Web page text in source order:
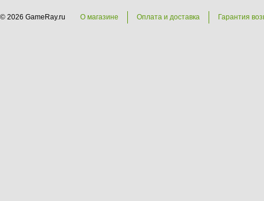
© 2026 GameRay.ru О магазине Оплата и доставка Гарантия